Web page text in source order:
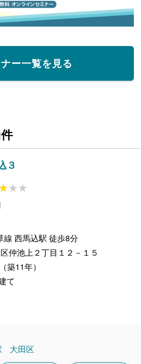
ー一覧を見る
３
線 西馬込駅 徒歩8分
仲池上２丁目１２－１５
築11年）
て
大田区